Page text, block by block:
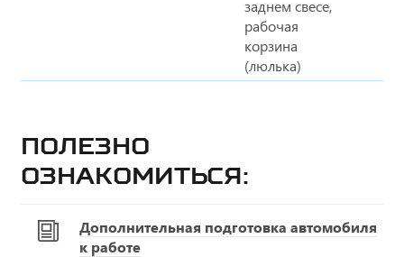
заднем свесе,
рабочая
корзина
(люлька)
Полезно
ознакомиться:
Дополнительная подготовка автомобиля
к работе